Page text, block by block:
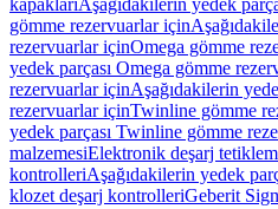
kapaklarıAşağıdakilerin yedek
gömme rezervuarlar için
rezervuarlar içinOmega gömme
yedek parçası Omega gömme
rezervuarlar içinAşağıdakilerin
rezervuarlar içinTwinline gömme
yedek parçası Twinline gömme
malzemesiElektronik deşarj
kontrolleriAşağıdakilerin yedek
klozet deşarj kontrolleriGeberit